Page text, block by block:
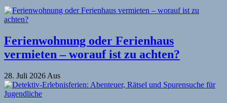
Ferienwohnung oder Ferienhaus
vermieten – worauf ist zu achten?
28. Juli 2026 Aus